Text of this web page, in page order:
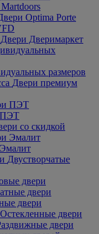
Optima Porte
Двери Дверимаркет
размеров
Двери премиум
ПЭТ
со скидкой
Двустворчатые
двери
двери
Остекленные двери
двери